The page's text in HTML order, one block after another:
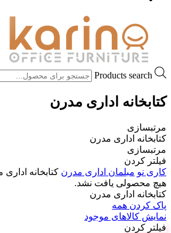
Products search
کتابخانه اداری مدرن
مرتبسازی
کتابخانه اداری مدرن
مرتبسازی
فیلتر کردن
کاری نو مبلمان اداری مدرن کتابخانه
هیچ محصولی یافت نشد.
کتابخانه اداری مدرن
پاک کردن همه
نمایش کالاهای موجود
فیلتر کردن